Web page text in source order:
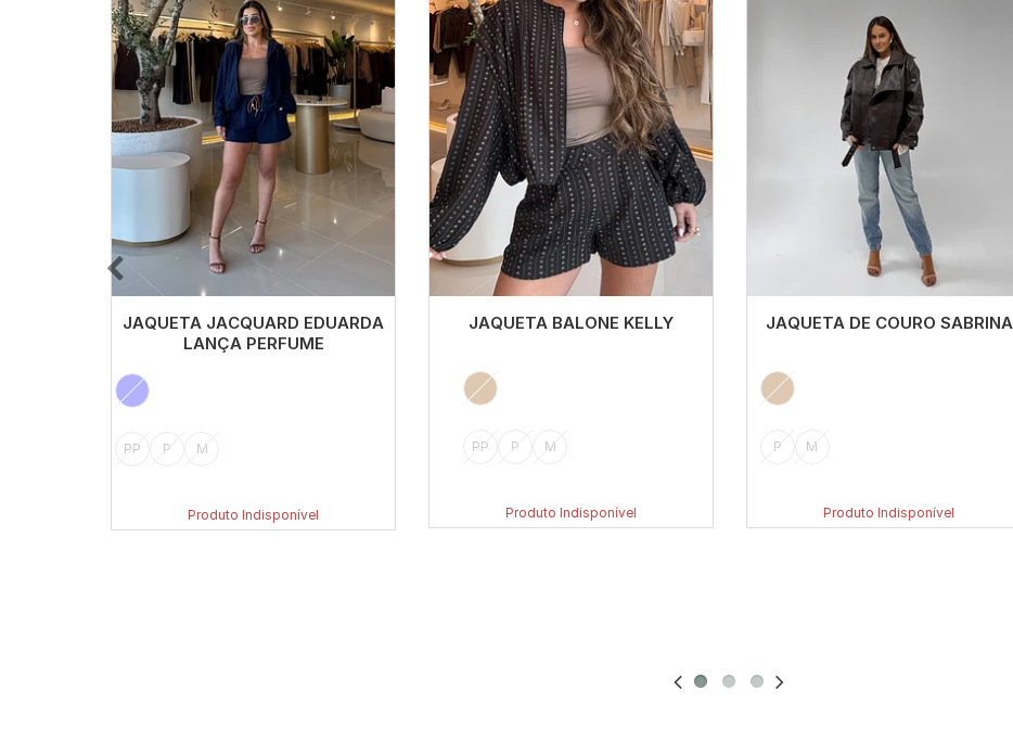
JAQUETA JACQUARD EDUARDA
LANÇA PERFUME
PP P M
Produto Indisponível
JAQUETA BALONE KELLY
PP P M
Produto Indisponível
JAQUETA DE COURO SABRINA
P M
Produto Indisponível